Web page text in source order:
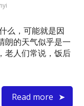
么，可能就是因
朗的天气似乎是一
老人们常说，饭后
Read more